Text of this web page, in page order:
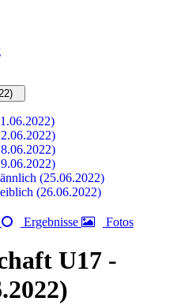
(25.06.2022)
(26.06.2022)
Ergebnisse Fotos
U17 -